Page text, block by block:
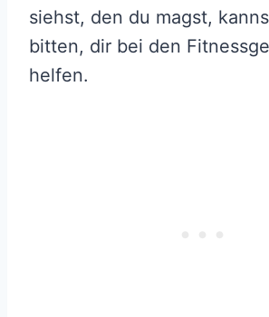
siehst, den du magst,
bitten, dir bei den
helfen.